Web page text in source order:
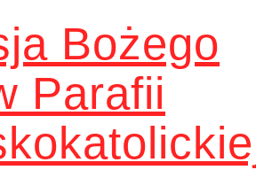
Bożego
Parafii